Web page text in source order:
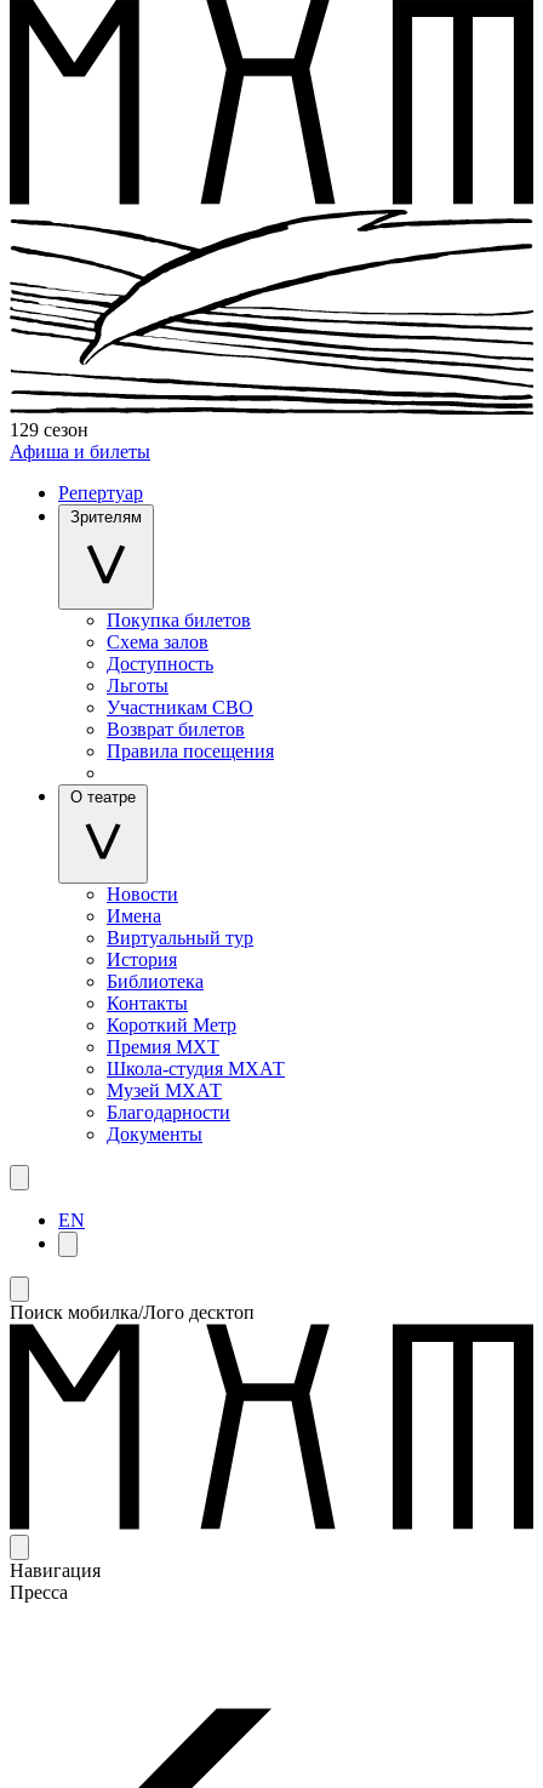
129 сезон
Афиша и билеты
Репертуар
Зрителям
Покупка билетов
Схема залов
Доступность
Льготы
Участникам СВО
Возврат билетов
Правила посещения
О театре
Новости
Имена
Виртуальный тур
История
Библиотека
Контакты
Короткий Метр
Премия МХТ
Школа-студия МХАТ
Музей МХАТ
Благодарности
Документы
EN
Поиск мобилка/Лого десктоп
Навигация
Пресса